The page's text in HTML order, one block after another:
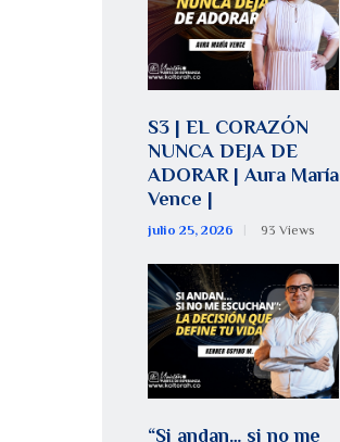
S3 | EL CORAZÓN
NUNCA DEJA DE
ADORAR | Aura María
Vence |
julio 25, 2026 93 Views
“Si andan… si no me